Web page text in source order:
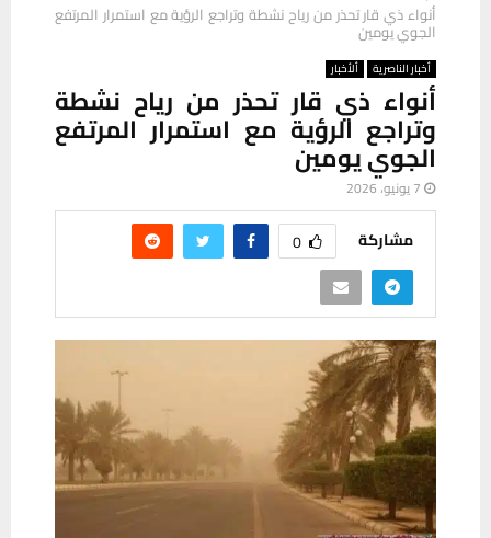
أنواء ذي قار تحذر من رياح نشطة وتراجع الرؤية مع استمرار المرتفع
الجوي يومين
أخبار الناصرية ألأخبار
أنواء ذي قار تحذر من رياح نشطة
وتراجع الرؤية مع استمرار المرتفع
الجوي يومين
7 يونيو، 2026
مشاركة 0